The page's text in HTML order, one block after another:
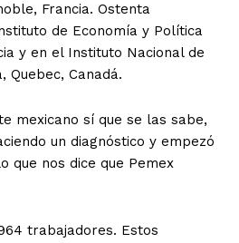
Francia. Ostenta
de Economía y Política
y en el Instituto Nacional de
Quebec, Canadá.
mexicano sí que se las sabe,
un diagnóstico y empezó
que nos dice que Pemex
trabajadores. Estos